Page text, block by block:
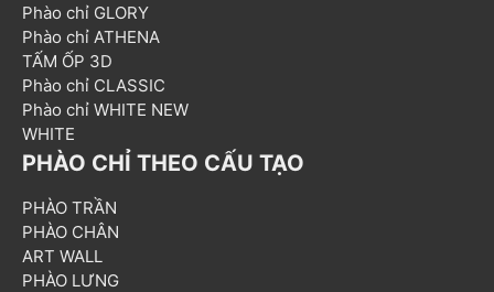
Phào chỉ GLORY
Phào chỉ ATHENA
TẤM ỐP 3D
Phào chỉ CLASSIC
Phào chỉ WHITE NEW
WHITE
PHÀO CHỈ THEO CẤU TẠO
PHÀO TRẦN
PHÀO CHÂN
ART WALL
PHÀO LƯNG